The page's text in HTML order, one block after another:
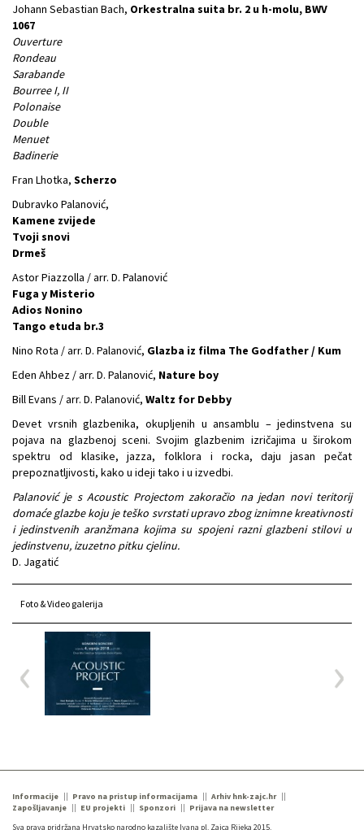
Johann Sebastian Bach, Orkestralna suita br. 2 u h-molu, BWV
1067
Ouverture
Rondeau
Sarabande
Bourree I, II
Polonaise
Double
Menuet
Badinerie
Fran Lhotka, Scherzo
Dubravko Palanović,
Kamene zvijede
Tvoji snovi
Drmeš
Astor Piazzolla / arr. D. Palanović
Fuga y Misterio
Adios Nonino
Tango etuda br.3
Nino Rota / arr. D. Palanović, Glazba iz filma The Godfather / Kum
Eden Ahbez / arr. D. Palanović, Nature boy
Bill Evans / arr. D. Palanović, Waltz for Debby
Devet vrsnih glazbenika, okupljenih u ansamblu – jedinstvena su
pojava na glazbenoj sceni. Svojim glazbenim izričajima u širokom
spektru od klasike, jazza, folklora i rocka, daju jasan pečat
prepoznatljivosti, kako u ideji tako i u izvedbi.
Palanović je s Acoustic Projectom zakoračio na jedan novi teritorij
domaće glazbe koju je teško svrstati upravo zbog iznimne kreativnosti
i jedinstvenih aranžmana kojima su spojeni razni glazbeni stilovi u
jedinstvenu, izuzetno pitku cjelinu.
D. Jagatić
Foto & Video galerija
Informacije Pravo na pristup informacijama
Arhiv hnk-zajc.hr
Zapošljavanje
EU projekti Sponzori
Prijava na newsletter
Sva prava pridržana Hrvatsko narodno kazalište Ivana pl. Zajca Rijeka 2015.